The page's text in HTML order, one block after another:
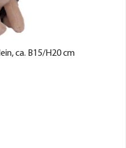
ca. B15/H20 cm